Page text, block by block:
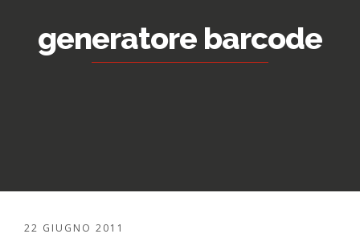
generatore barcode
22 GIUGNO 2011